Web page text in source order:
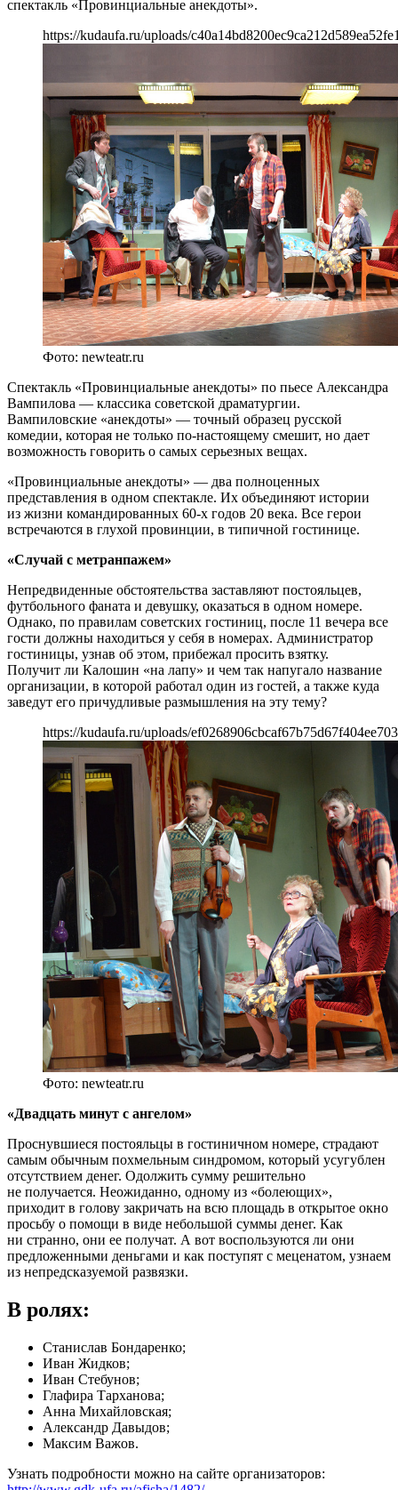
спектакль «Провинциальные анекдоты».
https://kudaufa.ru/uploads/
Фото: newteatr.ru
Спектакль «Провинциальные анекдоты» по пьесе Александра
Вампилова — классика советской драматургии.
Вампиловские «анекдоты» — точный образец русской
комедии, которая не только по-настоящему смешит, но дает
возможность говорить о самых серьезных вещах.
«Провинциальные анекдоты» — два полноценных
представления в одном спектакле. Их объединяют истории
из жизни командированных 60-х годов 20 века. Все герои
встречаются в глухой провинции, в типичной гостинице.
«Случай с метранпажем»
Непредвиденные обстоятельства заставляют постояльцев,
футбольного фаната и девушку, оказаться в одном номере.
Однако, по правилам советских гостиниц, после 11 вечера все
гости должны находиться у себя в номерах. Администратор
гостиницы, узнав об этом, прибежал просить взятку.
Получит ли Калошин «на лапу» и чем так напугало название
организации, в которой работал один из гостей, а также куда
заведут его причудливые размышления на эту тему?
https://kudaufa.ru/uploads/
Фото: newteatr.ru
«Двадцать минут с ангелом»
Проснувшиеся постояльцы в гостиничном номере, страдают
самым обычным похмельным синдромом, который усугублен
отсутствием денег. Одолжить сумму решительно
не получается. Неожиданно, одному из «болеющих»,
приходит в голову закричать на всю площадь в открытое окно
просьбу о помощи в виде небольшой суммы денег. Как
ни странно, они ее получат. А вот воспользуются ли они
предложенными деньгами и как поступят с меценатом, узнаем
из непредсказуемой развязки.
В ролях:
Станислав Бондаренко;
Иван Жидков;
Иван Стебунов;
Глафира Тарханова;
Анна Михайловская;
Александр Давыдов;
Максим Важов.
Узнать подробности можно на сайте организаторов: